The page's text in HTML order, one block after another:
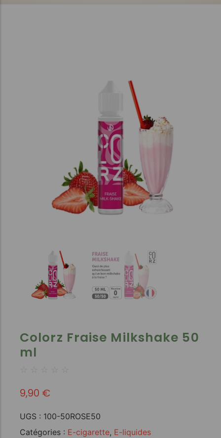
Colorz Fraise Milkshake 50
ml
☆ ☆ ☆ ☆ ☆
9,90 €
UGS : 100-50ROSE50
Catégories : E-cigarette, E-liquides